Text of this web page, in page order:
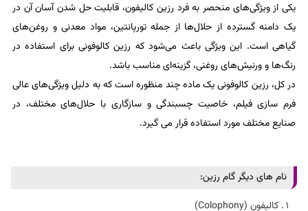
یکی از ویژگی‌های منحصر به فرد رزین کالیفون، قابلیت حل شدن آسان آن در
یک دامنه گسترده از حلال‌ها از جمله تورپانتین، مواد معدنی و روغن‌های
گیاهی است. این ویژگی باعث می‌شود که رزین کالوفونی برای استفاده در
رنگ‌ها و ورنیش‌های روغنی، گزینه‌ای مناسب باشد.
در کل، رزین کالوفونی یک ماده چند منظوره است که به دلیل ویژگی‌های عالی
فرم سازی فیلم، خاصیت چسبندگی و سازگاری با حلال‌های مختلف، در
صنایع مختلف مورد استفاده قرار می‌ گیرد.
نام های دیگر گام رزین:
کالیفون (colophony)